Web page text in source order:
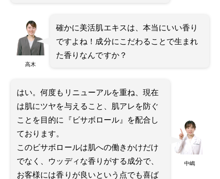
高木
確かに美活肌エキスは、本当にいい香り
ですよね！成分にこだわることで生まれ
た香りなんですか？
中嶋
はい。何度もリニューアルを重ね、現在
は肌にツヤを与えること、肌アレを防ぐ
ことを目的に『ビサボロール』を配合し
ております。
このビサボロールは肌への働きかけだけ
でなく、ウッディな香りがする成分で、
お客様には香りが良いという点でも喜ば